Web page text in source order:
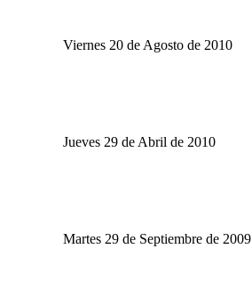
Viernes 20 de Agosto de 2010
Jueves 29 de Abril de 2010
Martes 29 de Septiembre de 2009